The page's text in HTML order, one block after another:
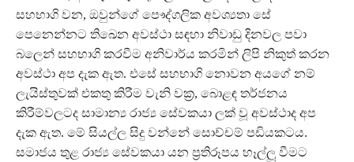
සහභාගි වන, ඔවුන්ගේ පෞද්ගලික අවශ්‍යතා සේ
පෙනෙන්නට තිඛෙන අවස්ථා සඳහා නිවාඩු දිනවල පවා
බලෙන් සහභාගි කරවීම අනිවාර්ය කරමින් ලිපි නිකුත් කරන
අවස්ථා අප දැක ඇත. එසේ සහභාගි නොවන අයගේ නම්
ලැයිස්තුවක් එකතු කිරීම වැනි වක්‍ර, බොළඳ තර්ජනය
කිරීම්වලටද සාමාන්‍ය රාජ්‍ය සේවකයා ලක් වූ අවස්ථාද අප
දැක ඇත. මේ සියල්ල සිදු වන්නේ සොච්චම් පඩියකටය.
සමාජය තුළ රාජ්‍ය සේවකයා යන ප්‍රතිරූපය හෑල්ලූ‍ වීමට